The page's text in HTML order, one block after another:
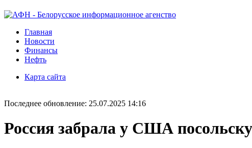
Главная
Новости
Финансы
Нефть
Карта сайта
Последнее обновление: 25.07.2025 14:16
Россия забрала у США